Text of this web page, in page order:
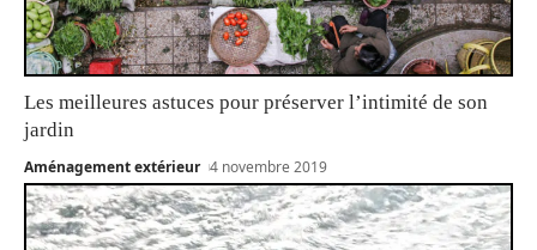
Les meilleures astuces pour préserver l’intimité de son
jardin
Aménagement extérieur 4 novembre 2019